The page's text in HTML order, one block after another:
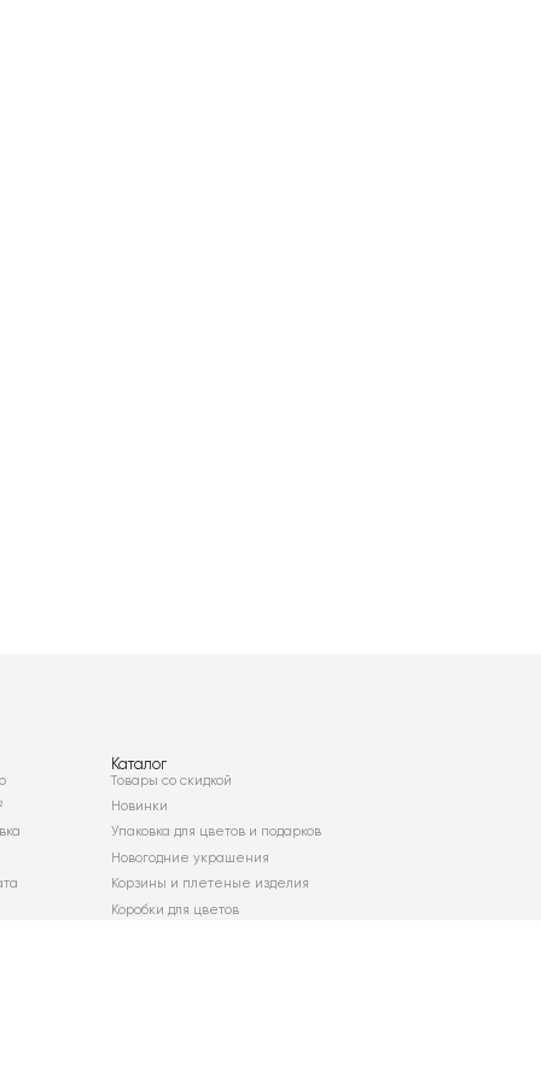
Каталог
Товары со скидкой
Новинки
Упаковка для цветов и подарков
Новогодние украшения
Корзины и плетеные изделия
Коробки для цветов